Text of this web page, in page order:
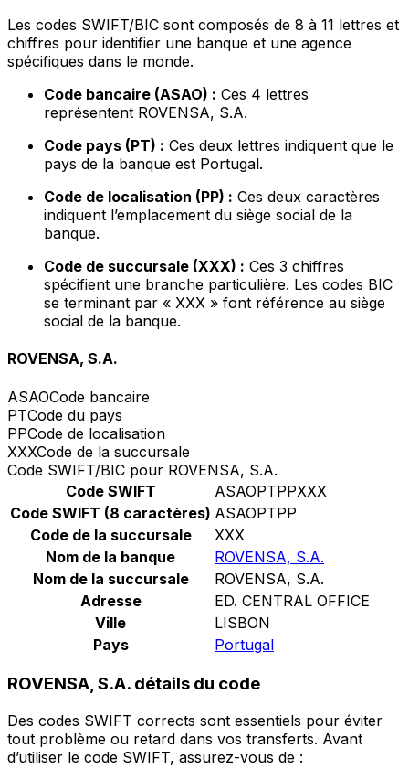
Les codes SWIFT/BIC sont composés de 8 à 11 lettres et
chiffres pour identifier une banque et une agence
spécifiques dans le monde.
Code bancaire (ASAO) : Ces 4 lettres
représentent ROVENSA, S.A.
Code pays (PT) : Ces deux lettres indiquent que le
pays de la banque est Portugal.
Code de localisation (PP) : Ces deux caractères
indiquent l’emplacement du siège social de la
banque.
Code de succursale (XXX) : Ces 3 chiffres
spécifient une branche particulière. Les codes BIC
se terminant par « XXX » font référence au siège
social de la banque.
ROVENSA, S.A.
ASAOCode bancaire
PTCode du pays
PPCode de localisation
XXXCode de la succursale
Code SWIFT/BIC pour ROVENSA, S.A.
Code SWIFT
ASAOPTPPXXX
Code SWIFT (8 caractères) ASAOPTPP
Code de la succursale
XXX
Nom de la banque
ROVENSA, S.A.
Nom de la succursale
ROVENSA, S.A.
Adresse
ED. CENTRAL OFFICE
Ville
LISBON
Pays
Portugal
ROVENSA, S.A. détails du code
Des codes SWIFT corrects sont essentiels pour éviter
tout problème ou retard dans vos transferts. Avant
d’utiliser le code SWIFT, assurez-vous de :